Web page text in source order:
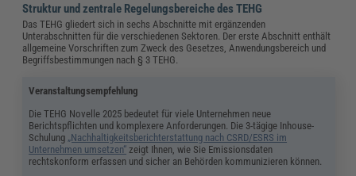
Struktur und zentrale Regelungsbereiche des TEHG
Das TEHG gliedert sich in sechs Abschnitte mit ergänzenden
Unterabschnitten für die verschiedenen Sektoren. Der erste Abschnitt enthält
allgemeine Vorschriften zum Zweck des Gesetzes, Anwendungsbereich und
Begriffsbestimmungen nach § 3 TEHG.
Veranstaltungsempfehlung
Die TEHG Novelle 2025 bedeutet für viele Unternehmen neue
Berichtspflichten und komplexere Anforderungen. Die 3-tägige Inhouse-
Schulung „Nachhaltigkeitsberichterstattung nach CSRD/ESRS im
Unternehmen umsetzen“ zeigt Ihnen, wie Sie Emissionsdaten
rechtskonform erfassen und sicher an Behörden kommunizieren können.